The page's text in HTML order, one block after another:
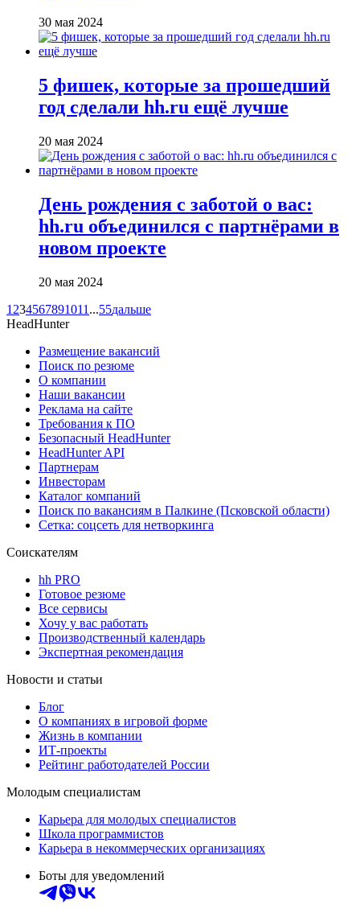
30 мая 2024
5 фишек, которые за прошедший
год сделали hh.ru ещё лучше
20 мая 2024
День рождения с заботой о вас:
hh.ru объединился с партнёрами в
новом проекте
20 мая 2024
1 234567891011 ...55дальше
HeadHunter
Размещение вакансий
Поиск по резюме
О компании
Наши вакансии
Реклама на сайте
Требования к ПО
Безопасный HeadHunter
HeadHunter API
Партнерам
Инвесторам
Каталог компаний
Поиск по вакансиям в Палкине (Псковской области)
Сетка: соцсеть для нетворкинга
Соискателям
hh PRO
Готовое резюме
Все сервисы
Хочу у вас работать
Производственный календарь
Экспертная рекомендация
Новости и статьи
Блог
О компаниях в игровой форме
Жизнь в компании
ИТ-проекты
Рейтинг работодателей России
Молодым специалистам
Карьера для молодых специалистов
Школа программистов
Карьера в некоммерческих организациях
Боты для уведомлений